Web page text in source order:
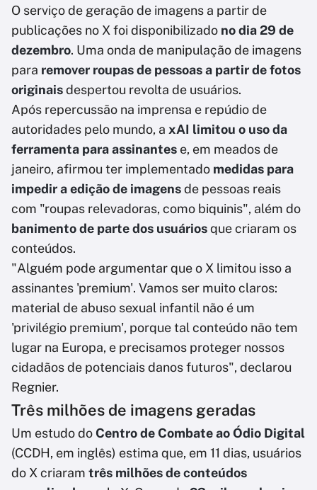
O serviço de geração de imagens a partir de
publicações no X foi disponibilizado no dia 29 de
dezembro. Uma onda de manipulação de imagens
para remover roupas de pessoas a partir de fotos
originaisdespertou revolta de usuários.
Após repercussão na imprensa e repúdio de
autoridades pelo mundo, a xAI limitou o uso da
ferramenta para assinantes e, em meados de
janeiro, afirmou ter implementado medidas para
impedir a edição de imagensde pessoas reais
com "roupas relevadoras, como biquinis", além do
banimento de parte dos usuáriosque criaram os
conteúdos.
"Alguém pode argumentar que o X limitou isso a
assinantes 'premium'. Vamos ser muito claros:
material de abuso sexual infantil não é um
'privilégio premium', porque tal conteúdo não tem
lugar na Europa, e precisamos proteger nossos
cidadãos de potenciais danos futuros", declarou
Regnier.
Três milhões de imagens geradas
Um estudo doCentro de Combate ao Ódio Digital
(CCDH, em inglês) estima que, em 11 dias, usuários
do X criaram três milhões de conteúdos